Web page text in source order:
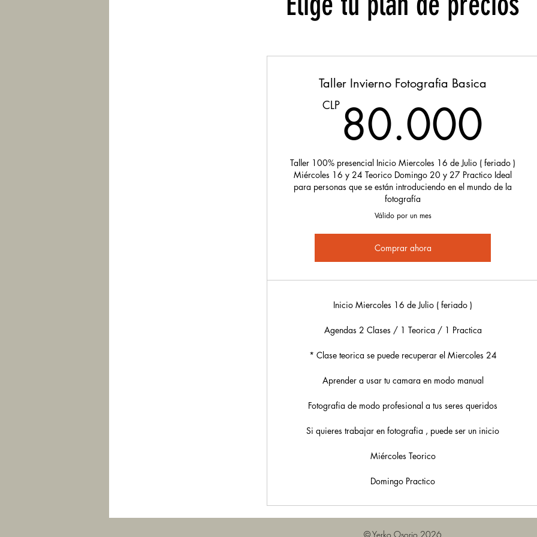
Taller Invierno Fotografia Basica
CLP 80.000
Taller 100% presencial Inicio Miercoles 16 de Julio ( feriado )
Miércoles 16 y 24 Teorico Domingo 20 y 27 Practico Ideal
para personas que se están introduciendo en el mundo de la
fotografía
Válido por un mes
Comprar ahora
Inicio Miercoles 16 de Julio ( feriado )
Agendas 2 Clases / 1 Teorica / 1 Practica
* Clase teorica se puede recuperar el Miercoles 24
Aprender a usar tu camara en modo manual
Fotografia de modo profesional a tus seres queridos
Si quieres trabajar en fotografia , puede ser un inicio
Miércoles Teorico
Domingo Practico
© Yerko Osorio 2026